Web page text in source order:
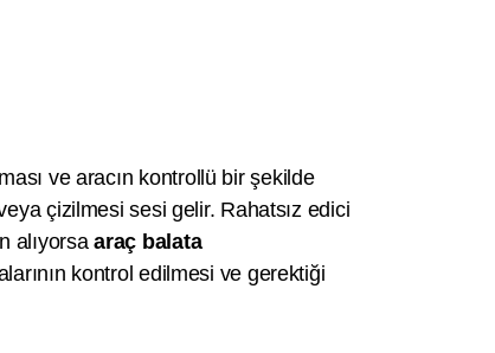
ve aracın kontrollü bir şekilde
çizilmesi sesi gelir. Rahatsız edici
alıyorsaaraç balata
kontrol edilmesi ve gerektiği